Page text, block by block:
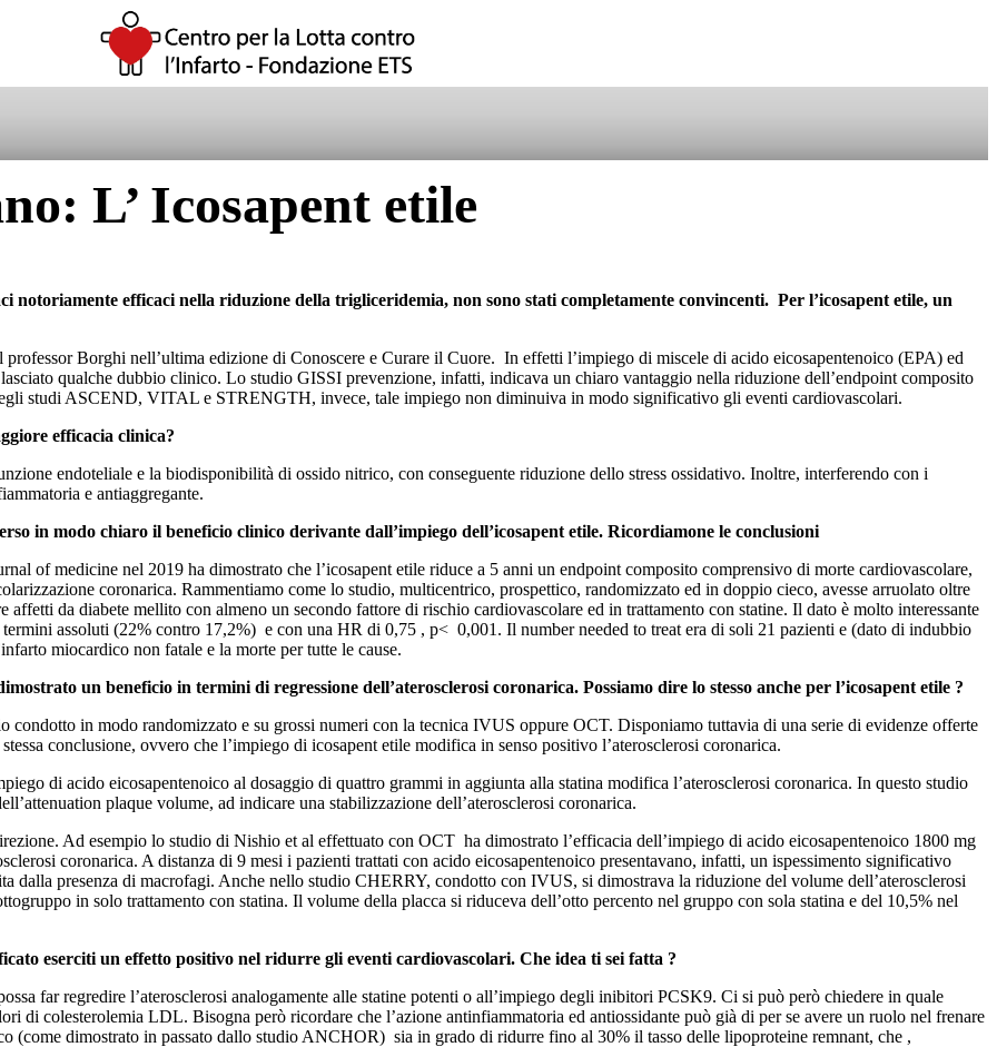
L’ Icosapent etile
notoriamente efficaci nella riduzione della trigliceridemia, non sono stati completamente convincenti. Per l’icosapent etile, un
professor Borghi nell’ultima edizione di Conoscere e Curare il Cuore. In effetti l’impiego di miscele di acido eicosapentenoico (EPA) ed
qualche dubbio clinico. Lo studio GISSI prevenzione, infatti, indicava un chiaro vantaggio nella riduzione dell’endpoint composito
studi ASCEND, VITAL e STRENGTH, invece, tale impiego non diminuiva in modo significativo gli eventi cardiovascolari.
efficacia clinica?
endoteliale e la biodisponibilità di ossido nitrico, con conseguente riduzione dello stress ossidativo. Inoltre, interferendo con i
e antiaggregante.
in modo chiaro il beneficio clinico derivante dall’impiego dell’icosapent etile. Ricordiamone le conclusioni
of medicine nel 2019 ha dimostrato che l’icosapent etile riduce a 5 anni un endpoint composito comprensivo di morte cardiovascolare,
coronarica. Rammentiamo come lo studio, multicentrico, prospettico, randomizzato ed in doppio cieco, avesse arruolato oltre
da diabete mellito con almeno un secondo fattore di rischio cardiovascolare ed in trattamento con statine. Il dato è molto interessante
assoluti (22% contro 17,2%) e con una HR di 0,75 , p< 0,001. Il number needed to treat era di soli 21 pazienti e (dato di indubbio
miocardico non fatale e la morte per tutte le cause.
un beneficio in termini di regressione dell’aterosclerosi coronarica. Possiamo dire lo stesso anche per l’icosapent etile ?
condotto in modo randomizzato e su grossi numeri con la tecnica IVUS oppure OCT. Disponiamo tuttavia di una serie di evidenze offerte
conclusione, ovvero che l’impiego di icosapent etile modifica in senso positivo l’aterosclerosi coronarica.
di acido eicosapentenoico al dosaggio di quattro grammi in aggiunta alla statina modifica l’aterosclerosi coronarica. In questo studio
plaque volume, ad indicare una stabilizzazione dell’aterosclerosi coronarica.
Ad esempio lo studio di Nishio et al effettuato con OCT ha dimostrato l’efficacia dell’impiego di acido eicosapentenoico 1800 mg
coronarica. A distanza di 9 mesi i pazienti trattati con acido eicosapentenoico presentavano, infatti, un ispessimento significativo
dalla presenza di macrofagi. Anche nello studio CHERRY, condotto con IVUS, si dimostrava la riduzione del volume dell’aterosclerosi
in solo trattamento con statina. Il volume della placca si riduceva dell’otto percento nel gruppo con sola statina e del 10,5% nel
eserciti un effetto positivo nel ridurre gli eventi cardiovascolari. Che idea ti sei fatta ?
far regredire l’aterosclerosi analogamente alle statine potenti o all’impiego degli inibitori PCSK9. Ci si può però chiedere in quale
di colesterolemia LDL. Bisogna però ricordare che l’azione antinfiammatoria ed antiossidante può già di per se avere un ruolo nel frenare
(come dimostrato in passato dallo studio ANCHOR) sia in grado di ridurre fino al 30% il tasso delle lipoproteine remnant, che ,